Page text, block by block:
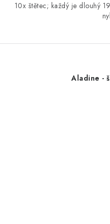
10x štětec; každý je dlouhý
Aladine -